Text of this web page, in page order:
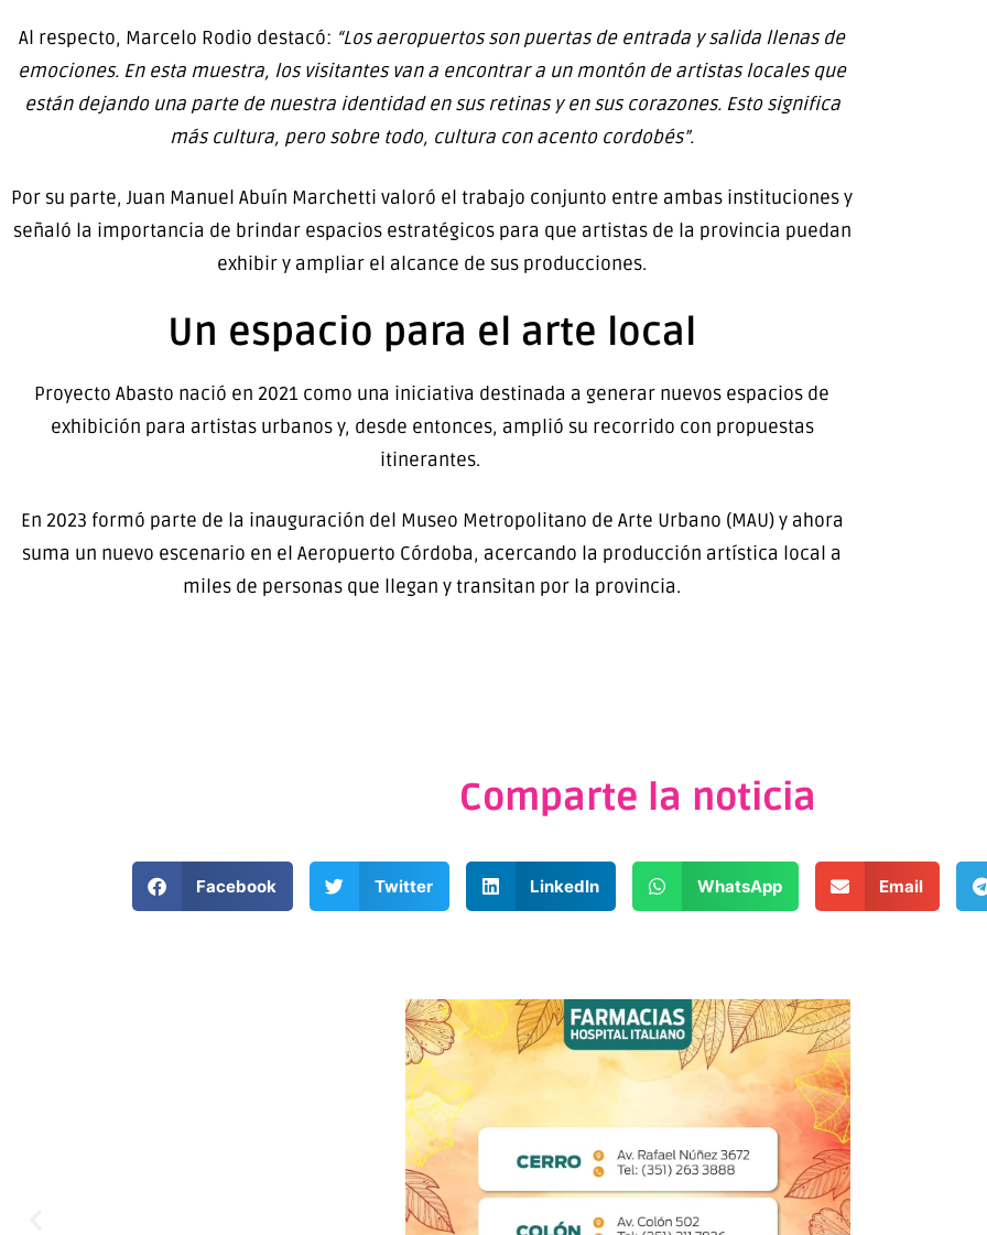
Al respecto, Marcelo Rodio destacó: “Los aeropuertos son puertas de entrada y salida llenas de
emociones. En esta muestra, los visitantes van a encontrar a un montón de artistas locales que
están dejando una parte de nuestra identidad en sus retinas y en sus corazones. Esto significa
más cultura, pero sobre todo, cultura con acento cordobés”.
Por su parte, Juan Manuel Abuín Marchetti valoró el trabajo conjunto entre ambas instituciones y
señaló la importancia de brindar espacios estratégicos para que artistas de la provincia puedan
exhibir y ampliar el alcance de sus producciones.
Un espacio para el arte local
Proyecto Abasto nació en 2021 como una iniciativa destinada a generar nuevos espacios de
exhibición para artistas urbanos y, desde entonces, amplió su recorrido con propuestas
itinerantes.
En 2023 formó parte de la inauguración del Museo Metropolitano de Arte Urbano (MAU) y ahora
suma un nuevo escenario en el Aeropuerto Córdoba, acercando la producción artística local a
miles de personas que llegan y transitan por la provincia.
Comparte la noticia
Facebook Twitter LinkedIn WhatsApp Email